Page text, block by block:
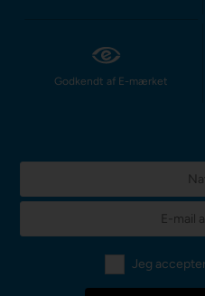
Godkendt af E-mærket
Jeg